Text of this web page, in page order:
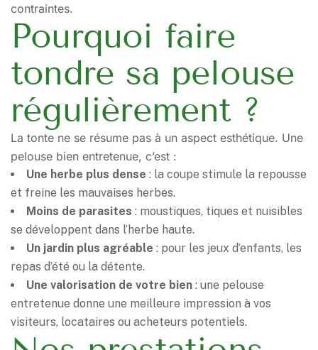
contraintes.
Pourquoi faire
tondre sa pelouse
régulièrement ?
La tonte ne se résume pas à un aspect esthétique. Une
pelouse bien entretenue, c’est :
Une herbe plus dense : la coupe stimule la repousse
et freine les mauvaises herbes.
Moins de parasites : moustiques, tiques et nuisibles
se développent dans l’herbe haute.
Un jardin plus agréable : pour les jeux d’enfants, les
repas d’été ou la détente.
Une valorisation de votre bien : une pelouse
entretenue donne une meilleure impression à vos
visiteurs, locataires ou acheteurs potentiels.